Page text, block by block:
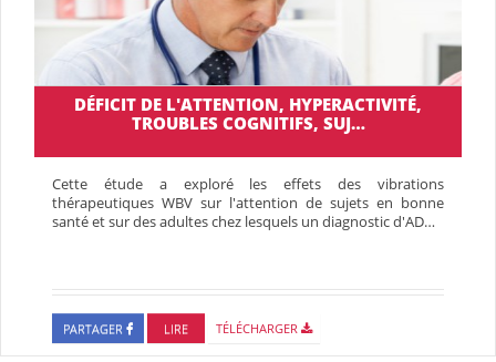
DÉFICIT DE L'ATTENTION, HYPERACTIVITÉ,
TROUBLES COGNITIFS, SUJ…
Cette étude a exploré les effets des vibrations
thérapeutiques WBV sur l'attention de sujets en bonne
santé et sur des adultes chez lesquels un diagnostic d'AD…
PARTAGER LIRE TÉLÉCHARGER